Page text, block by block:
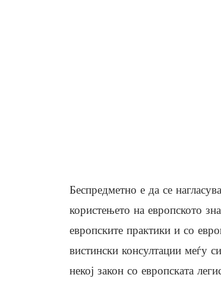
Беспредметно е да се
користењето на европското
европските практики и со
вистински консултации меѓу
некој закон со европската